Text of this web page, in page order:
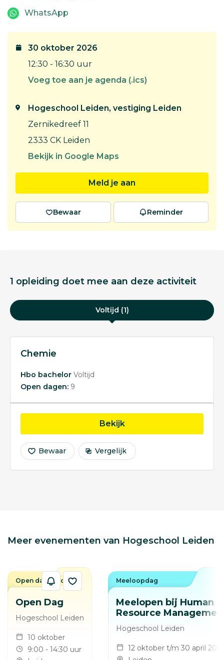
WhatsApp
30 oktober 2026
12:30 - 16:30 uur
Voeg toe aan je agenda (.ics)
Hogeschool Leiden, vestiging Leiden
Zernikedreef 11
2333 CK Leiden
Bekijk in Google Maps
Meld je aan
Bewaar Reminder
1 opleiding doet mee aan deze activiteit
Voltijd (1)
Chemie
Hbo bachelor Voltijd
Open dagen: 9
Bekijkopleiding Chemie
Bewaar Vergelijk
Meer evenementen van Hogeschool Leiden
Open Dag
Hogeschool Leiden
10 oktober
9:00 - 14:30 uur
Open dag / avond
Meelopen bij Human
Resource
Hogeschool Leiden
12 oktober t/m 30 april
Meeloopdag